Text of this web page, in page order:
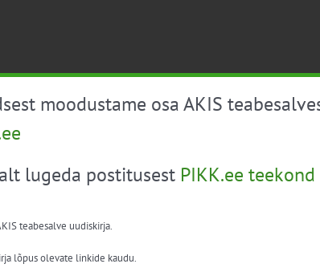
moodustame osa AKIS
lugeda postitusest PIKK.ee
teabesalve uudiskirja.
lõpus olevate linkide kaudu.